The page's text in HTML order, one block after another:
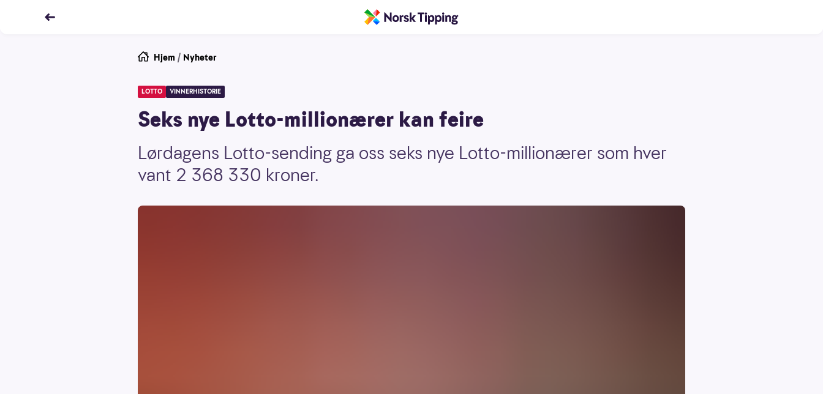
Hjem / Nyheter
LOTTO VINNERHISTORIE
Seks nye Lotto-millionærer kan feire
Lørdagens Lotto-sending ga oss seks nye Lotto-millionærer som hver
vant 2 368 330 kroner.